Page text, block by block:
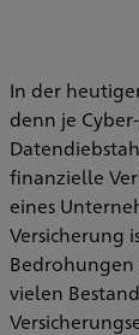
In der
denn je
finanzielle
eines
Versicherung
Bedrohungen
vielen